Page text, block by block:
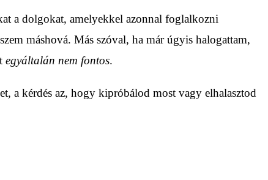
a dolgokat, amelyekkel azonnal foglalkozni
máshová. Más szóval, ha már úgyis halogattam,
egyáltalán nem fontos.
a kérdés az, hogy kipróbálod most vagy elhalasztod